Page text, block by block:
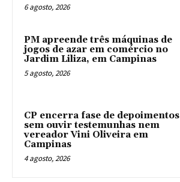
6 agosto, 2026
PM apreende três máquinas de
jogos de azar em comércio no
Jardim Liliza, em Campinas
5 agosto, 2026
CP encerra fase de depoimentos
sem ouvir testemunhas nem
vereador Vini Oliveira em
Campinas
4 agosto, 2026